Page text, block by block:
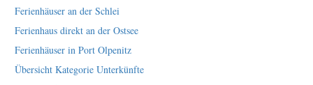
Ferienhäuser an der Schlei
Ferienhaus direkt an der Ostsee
Ferienhäuser in Port Olpenitz
Übersicht Kategorie Unterkünfte